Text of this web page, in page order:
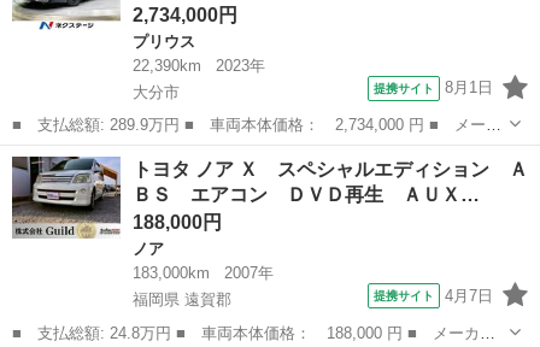
2,734,000円
プリウス
22,390km
2023年
大分市
提携サイト 8月1日
■ 支払総額: 289.9万円 ■ 車両本体価格： 2,734,000 円 ■ メーカ
ー名： トヨタ ■ 車種名： プリウス ■ グレード名： Ｕ 純正
８型ディスプレイ 全周囲カメラ 禁煙車 衝突軽減装置 レーダー
クルーズ...
大分 大分市 プリウス
トヨタ ノア Ｘ スペシャルエディション Ａ
ＢＳ エアコン ＤＶＤ再生 ＡＵＸ…
188,000円
ノア
183,000km
2007年
福岡県 遠賀郡
提携サイト 4月7日
■ 支払総額: 24.8万円 ■ 車両本体価格： 188,000 円 ■ メーカー